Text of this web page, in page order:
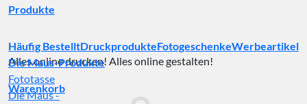
Alles online drucken! Alles online gestalten!
Warenkorb
Produkte
Häufig BestelltDruckprodukteFotogeschenkeWerbeartikel
Die Maus-Produkte
Fototasse
Die Maus -